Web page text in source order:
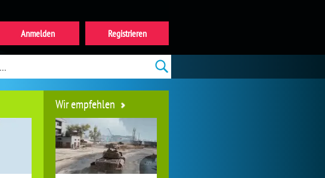
Wir empfehlen
Registrieren
Anmelden